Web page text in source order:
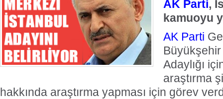
AK Parti,
kamuoyu
AK Parti
Büyükşehir
Adaylığı
araştırma
hakkında araştırma yapması için görev